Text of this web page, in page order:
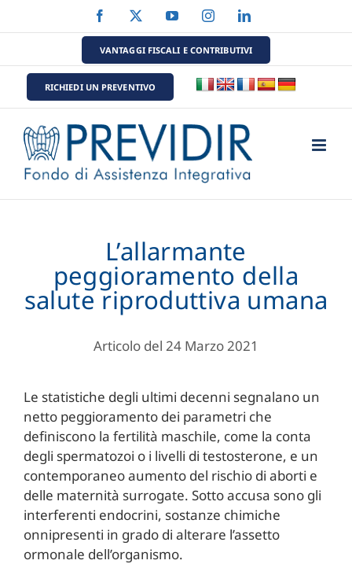
al
Facebook YouTubeInstagramLinkedIn
VANTAGGI FISCALI E CONTRIBUTIVI
RICHIEDI UN PREVENTIVO
L’allarmante
peggioramento della
salute riproduttiva umana
Articolo del 24 Marzo 2021
Le statistiche degli ultimi decenni segnalano un
netto peggioramento dei parametri che
definiscono la fertilità maschile, come la conta
degli spermatozoi o i livelli di testosterone, e un
contemporaneo aumento del rischio di aborti e
delle maternità surrogate. Sotto accusa sono gli
interferenti endocrini, sostanze chimiche
onnipresenti in grado di alterare l’assetto
ormonale dell’organismo.